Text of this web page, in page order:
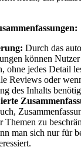
Durch das
können
ohne jedes Detail
Reviews oder
des Inhalts
Themen zu
man sich nur für